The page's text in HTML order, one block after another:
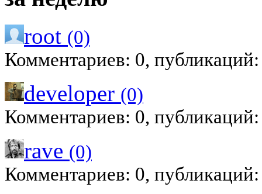
root (0)
Комментариев: 0,
developer (0)
Комментариев: 0,
rave (0)
Комментариев: 0,